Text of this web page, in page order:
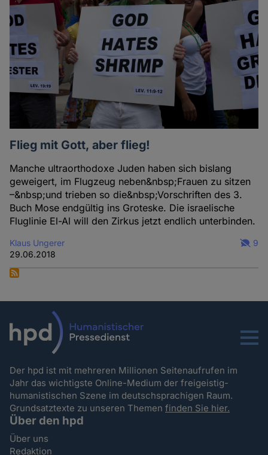
Flieg mit Gott, aber flieg!
Manche ultraorthodoxe Juden haben sich bislang
geweigert, im Flugzeug neben&nbsp;Frauen zu sitzen
–&nbsp;und trieben so die&nbsp;Vorschriften des 3.
Buch Mose endgültig ins Groteske. Die israelische
Fluglinie El-Al will den Zirkus jetzt endlich unterbinden.
Klaus Ungerer
29.06.2018
9
Menu
Der hpd ist mit mehreren Millionen Seitenaufrufen im
Jahr das wichtigste Online-Medium der freigeistig-
humanistischen Szene im deutschsprachigen Raum.
Grundsatztexte zu unseren Themenfinden Sie hier.
Über den hpd
Über uns
Redaktion